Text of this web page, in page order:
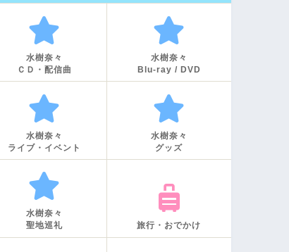
水樹奈々
ＣＤ・配信曲
水樹奈々
Blu-ray / DVD
水樹奈々
ライブ・イベント
水樹奈々
グッズ
水樹奈々
聖地巡礼
旅行・おでかけ